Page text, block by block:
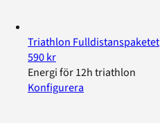
Triathlon Fulldistanspaketet
590 kr
Energi för 12h triathlon
Konfigurera